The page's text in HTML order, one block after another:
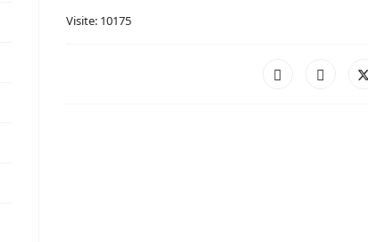
Visite: 10175